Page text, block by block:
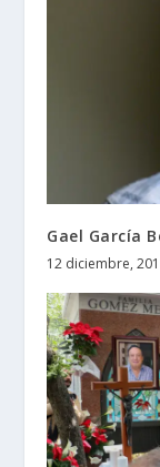
Gael García
12 diciembre,